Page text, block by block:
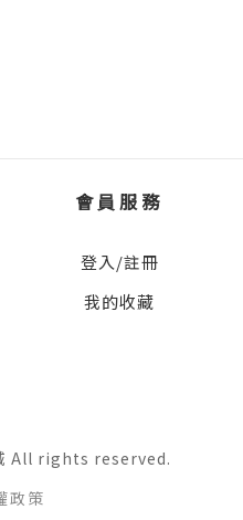
會員服務
登入/註冊
我的收藏
All rights reserved.
政策